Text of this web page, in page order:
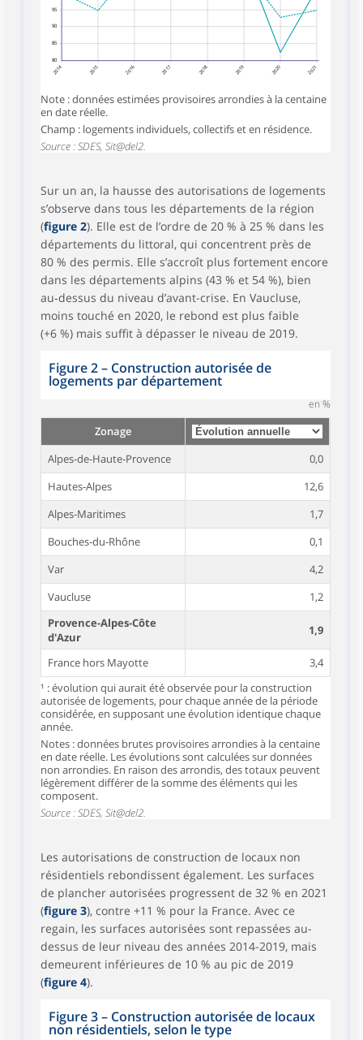
80
85
90
95
2014 2015 2016 2017 2018 2019 2020 2021
Note : données estimées provisoires arrondies à la centaine
en date réelle.
Champ : logements individuels, collectifs et en résidence.
Source : SDES, Sit@del2.
Sur un an, la hausse des autorisations de logements
s’observe dans tous les départements de la région
(figure 2). Elle est de l’ordre de 20 % à 25 % dans les
départements du littoral, qui concentrent près de
80 % des permis. Elle s’accroît plus fortement encore
dans les départements alpins (43 % et 54 %), bien
au‑dessus du niveau d’avant-crise. En Vaucluse,
moins touché en 2020, le rebond est plus faible
(+6 %) mais suffit à dépasser le niveau de 2019.
Figure 2– Construction autorisée de
logements par département
en %
Zonage
Alpes-de-Haute-Provence
0,0
Hautes-Alpes
12,6
Alpes-Maritimes
1,7
Bouches-du-Rhône
0,1
Var
4,2
Vaucluse
1,2
Provence-Alpes-Côte
d'Azur
1,9
France hors Mayotte
3,4
¹ : évolution qui aurait été observée pour la construction
autorisée de logements, pour chaque année de la période
considérée, en supposant une évolution identique chaque
année.
Notes : données brutes provisoires arrondies à la centaine
en date réelle. Les évolutions sont calculées sur données
non arrondies. En raison des arrondis, des totaux peuvent
légèrement différer de la somme des éléments qui les
composent.
Source : SDES, Sit@del2.
Les autorisations de construction de locaux non
résidentiels rebondissent également. Les surfaces
de plancher autorisées progressent de 32 % en 2021
(figure 3), contre +11 % pour la France. Avec ce
regain, les surfaces autorisées sont repassées au-
dessus de leur niveau des années 2014-2019, mais
demeurent inférieures de 10 % au pic de 2019
(figure 4).
Figure 3– Construction autorisée de locaux
non résidentiels, selon le type